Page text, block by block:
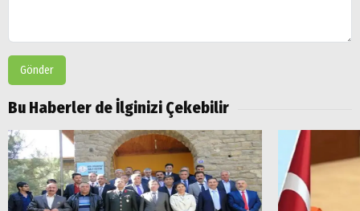
Gönder
Bu Haberler de İlginizi Çekebilir